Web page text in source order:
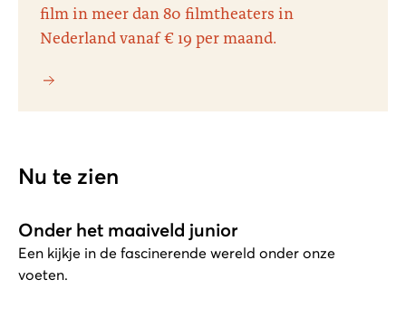
film in meer dan 80 filmtheaters in
Nederland vanaf € 19 per maand.
Nu te zien
Onder het maaiveld junior
Een kijkje in de fascinerende wereld onder onze
voeten.